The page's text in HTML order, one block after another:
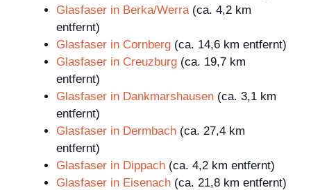
Glasfaser in Berka/Werra (ca. 4,2 km
entfernt)
Glasfaser in Cornberg (ca. 14,6 km entfernt)
Glasfaser in Creuzburg (ca. 19,7 km
entfernt)
Glasfaser in Dankmarshausen (ca. 3,1 km
entfernt)
Glasfaser in Dermbach (ca. 27,4 km
entfernt)
Glasfaser in Dippach (ca. 4,2 km entfernt)
Glasfaser in Eisenach (ca. 21,8 km entfernt)